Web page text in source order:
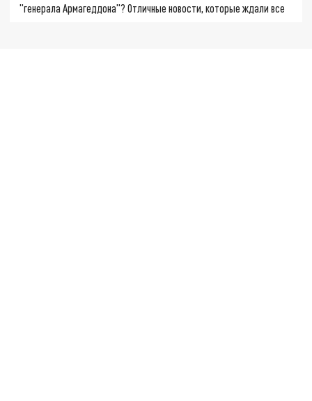
"генерала Армагеддона"? Отличные новости, которые ждали все